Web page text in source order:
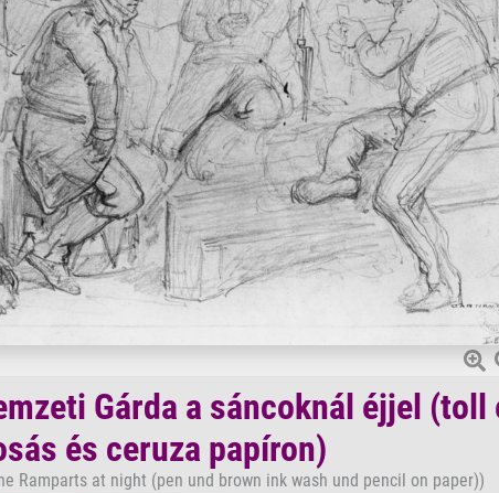
Gárda a sáncoknál éjjel (toll
és ceruza papíron)
Ramparts at night (pen und brown ink wash und pencil on paper))